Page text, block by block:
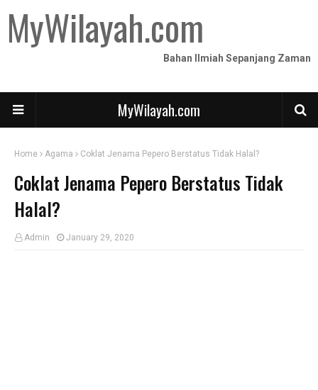
MyWilayah.com
Bahan Ilmiah Sepanjang Zaman
MyWilayah.com
Home Agama Coklat Jenama Pepero Berstatus Tidak Halal?
Coklat Jenama Pepero Berstatus Tidak
Halal?
Admin January 29, 2020